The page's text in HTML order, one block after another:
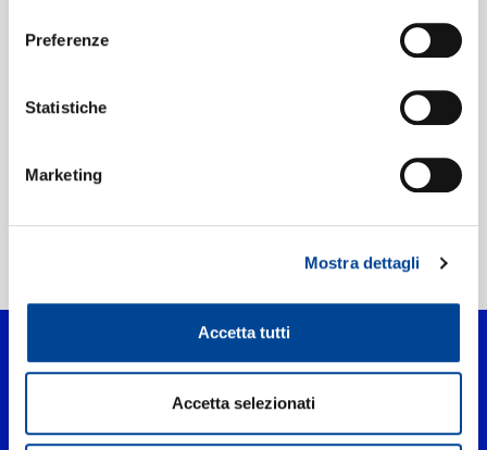
Preferenze
Statistiche
Marketing
Mostra dettagli
Accetta tutti
Accetta selezionati
Hola!